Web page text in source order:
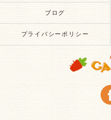
ブログ
プライバシーポリシー